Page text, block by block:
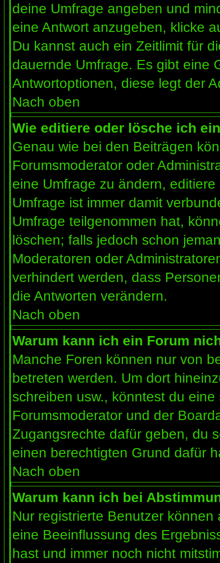
deine Umfrage angeben und
eine Antwort anzugeben, klicke
Du kannst auch ein Zeitlimit für
dauernde Umfrage. Es gibt eine
Antwortoptionen, diese legt der
Nach oben
Wie editiere oder lösche ich
Genau wie bei den Beiträgen
Forumsmoderator oder
eine Umfrage zu ändern,
Umfrage ist immer damit
Umfrage teilgenommen hat,
löschen; falls jedoch schon
Moderatoren oder
verhindert werden, dass
die Antworten verändern.
Nach oben
Warum kann ich ein Forum
Manche Foren können nur von
betreten werden. Um dort
schreiben usw., könntest du
Forumsmoderator und der
Zugangsrechte dafür geben, du
einen berechtigten Grund dafür
Nach oben
Warum kann ich bei
Nur registrierte Benutzer
eine Beeinflussung des
hast und immer noch nicht